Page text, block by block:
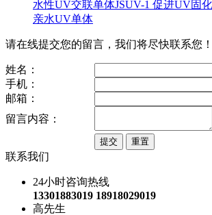
水性UV交联单体JSUV-1 促进UV固
亲水UV单体
请在线提交您的留言，我们将尽快联系您！
姓名：
手机：
邮箱：
留言内容：
联系我们
24小时咨询热线
13301883019 18918029019
高先生